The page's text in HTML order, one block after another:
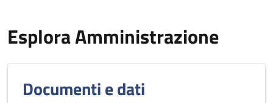
Esplora Amministrazione
Documenti e dati